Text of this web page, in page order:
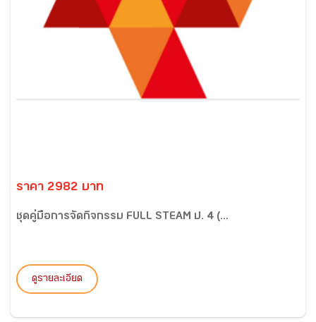
ราคา 2982 บาท
ชุดคู่มือการจัดกิจกรรม FULL STEAM ป. 4 (...
ดูรายละเอียด